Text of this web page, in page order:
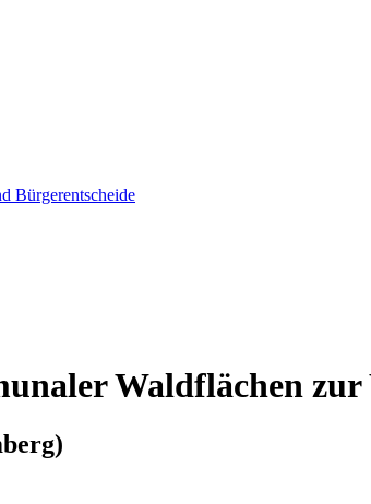
Bürgerentscheide
Waldflächen